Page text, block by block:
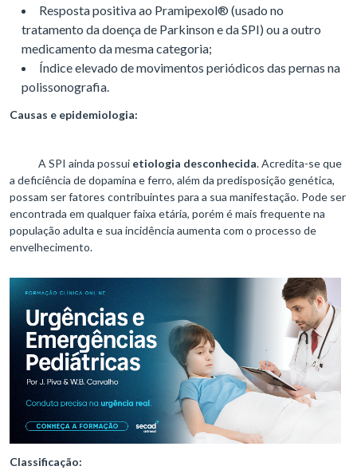
Resposta positiva ao Pramipexol® (usado no
tratamento da doença de Parkinson e da SPI) ou a outro
medicamento da mesma categoria;
Índice elevado de movimentos periódicos das pernas na
polissonografia.
Causas e epidemiologia:
A SPI ainda possui etiologia desconhecida. Acredita-se que
a deficiência de dopamina e ferro, além da predisposição genética,
possam ser fatores contribuintes para a sua manifestação. Pode ser
encontrada em qualquer faixa etária, porém é mais frequente na
população adulta e sua incidência aumenta com o processo de
envelhecimento.
Classificação: